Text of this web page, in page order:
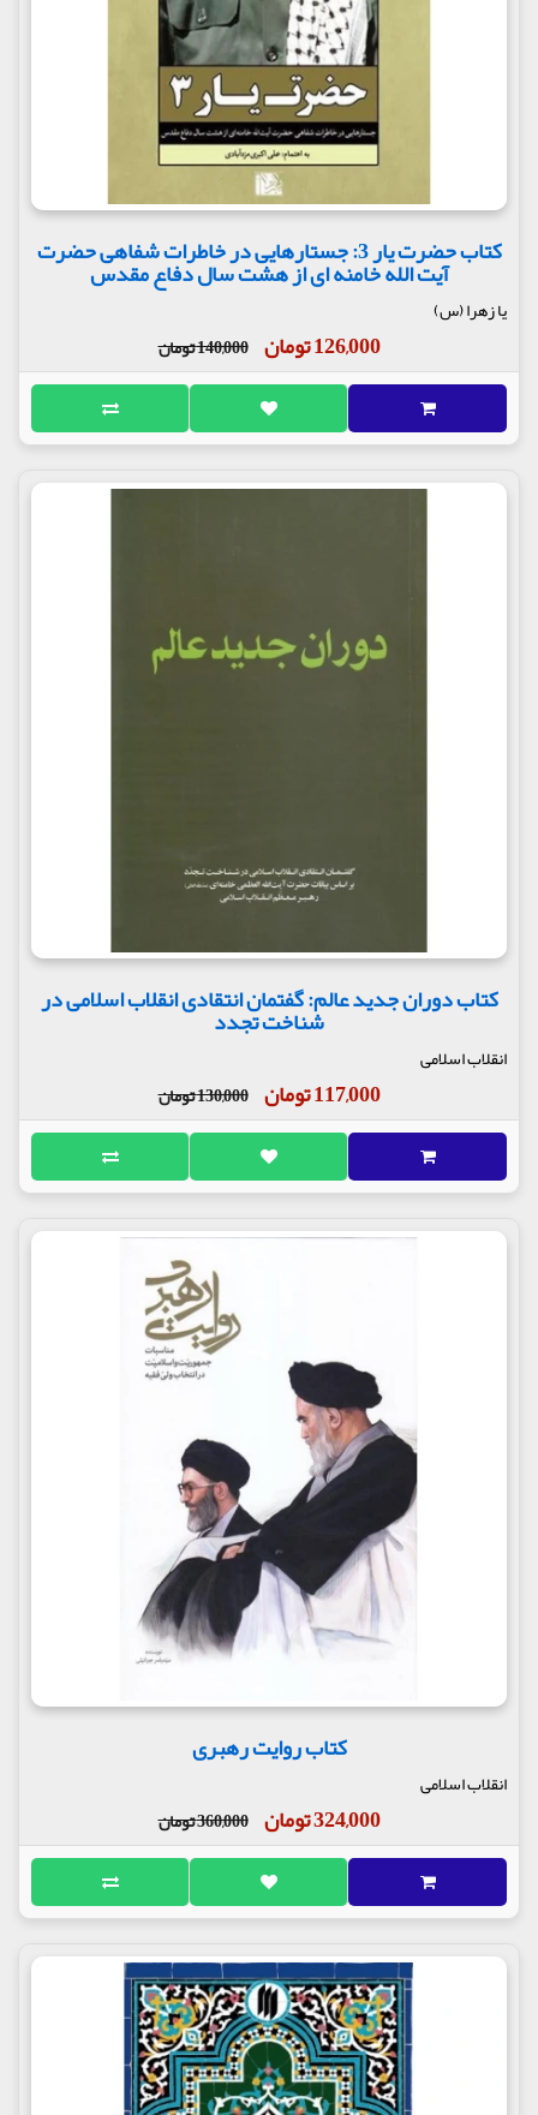
کتاب حضرت یار 3: جستارهایی در خاطرات شفاهی حضرت
آیت الله خامنه ای از هشت سال دفاع مقدس
یا زهرا (س)
126,000 تومان 140,000 تومان
کتاب دوران جدید عالم: گفتمان انتقادی انقلاب اسلامی در
شناخت تجدد
انقلاب اسلامی
117,000 تومان 130,000 تومان
کتاب روایت رهبری
انقلاب اسلامی
324,000 تومان 360,000 تومان